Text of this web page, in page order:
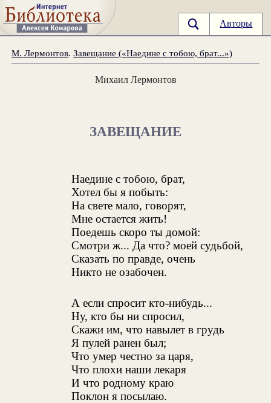
Авторы
М. Лермонтов.Завещание («Наедине с тобою, брат...»)
Михаил Лермонтов
ЗАВЕЩАНИЕ
Наедине с тобою, брат,
Хотел бы я побыть:
На свете мало, говорят,
Мне остается жить!
Поедешь скоро ты домой:
Смотри ж... Да что? моей судьбой,
Сказать по правде, очень
Никто не озабочен.
А если спросит кто-нибудь...
Ну, кто бы ни спросил,
Скажи им, что навылет в грудь
Я пулей ранен был;
Что умер честно за царя,
Что плохи наши лекаря
И что родному краю
Поклон я посылаю.